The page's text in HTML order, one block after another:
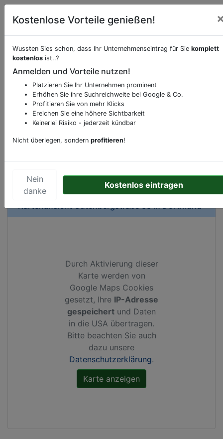
Beschreibung & Services von
Sie möchten eine Beschreibung, Dienstleistung
oder andere relevante Informationen hinzufügen?
Klicken Sie bittehierum uns zu kontaktieren.
Gerne erweitern wir Ihren Firmeneintrag um
Ihr Unternehmen anbietet und womit Sie sich von
KartenansichtGutenbergstraße 38inDortmund
Durch Aktivierung dieser
Karte werden von
Google Maps Cookies
gesetzt, Ihre IP-Adresse
gespeichert und Daten
in die USA übertragen.
Bitte beachten Sie auch
dazu unsere
Datenschutzerklärung.
Kostenlose Vorteile genießen!
Wussten Sies schon, dass Ihr Unternehmenseintrag für Sie komplett
kostenlos ist..?
Anmelden und Vorteile nutzen!
Platzieren Sie Ihr Unternehmen prominent
Erhöhen Sie ihre Suchreichweite bei Google & Co.
Profitieren Sie von mehr Klicks
Ereichen Sie eine höhere Sichtbarkeit
Keinerlei Risiko - jederzeit kündbar
Nicht überlegen, sondern profitieren!
Nein
danke
Kostenlos eintragen